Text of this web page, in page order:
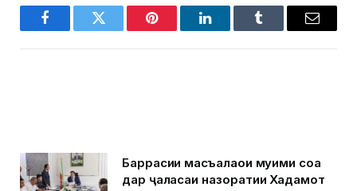
FacebookTwitter Pinterest LinkedInTumblr Email
Баррасии масъалаҳои муҳими соҳа
дар ҷаласаи назоратии Хадамот